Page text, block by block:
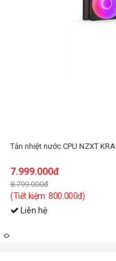
Tản nhiệt nước CPU NZXT
7.999.000đ
8.799.000đ
(Tiết kiệm: 800.000đ)
Liên hệ